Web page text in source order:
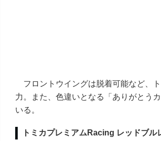
フロントウイングは脱着可能など、
力。また、色違いとなる「ありがとう
いる。
トミカプレミアムRacing レッドブ